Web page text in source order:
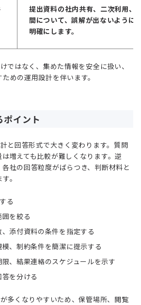
提出資料の社内共有、二次利用、
間について、誤解が出ないように
明確にします。
ではなく、集めた情報を安全に扱い、
めの運用設計を伴います。
ポイント
と回答形式で大きく変わります。質問
増えても比較が難しくなります。逆
社の回答粒度がばらつき、判断材料と
。
る
を絞る
添付資料の条件を指定する
、制約条件を簡潔に提示する
、結果連絡のスケジュールを示す
を分ける
多くなりやすいため、保管場所、閲覧